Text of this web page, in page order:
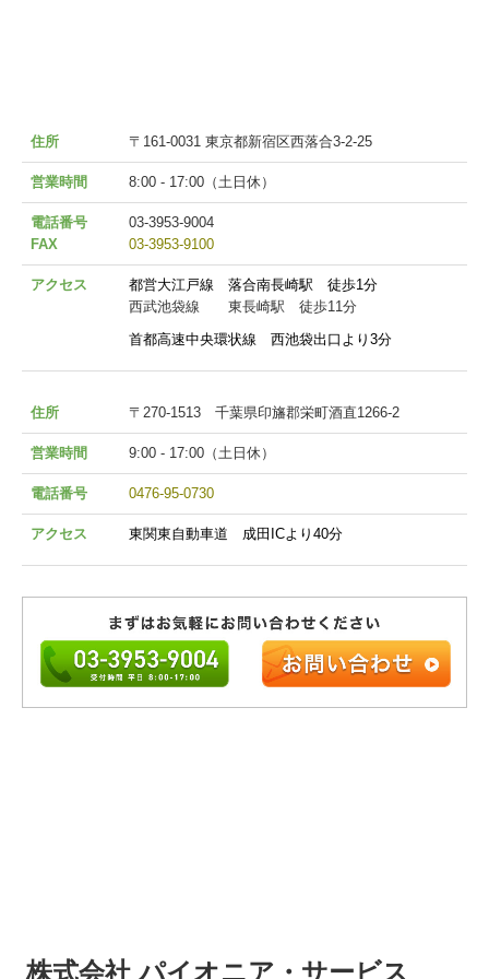
住所 〒161-0031 東京都新宿区西落合3-2-25
営業時間 8:00 - 17:00（土日休）
電話番号
FAX
03-3953-9004
03-3953-9100
アクセス
都営大江戸線 落合南長崎駅 徒歩1分
西武池袋線 東長崎駅 徒歩11分
首都高速中央環状線 西池袋出口より3分
住所 〒270-1513 千葉県印旛郡栄町酒直1266-2
営業時間 9:00 - 17:00（土日休）
電話番号 0476-95-0730
アクセス 東関東自動車道 成田ICより40分
株式会社 パイオニア・サービス